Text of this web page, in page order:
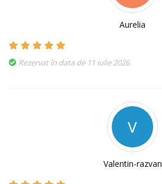
Aurelia
Rezervat în data de 11 iulie 2026
V
Valentin-razvan